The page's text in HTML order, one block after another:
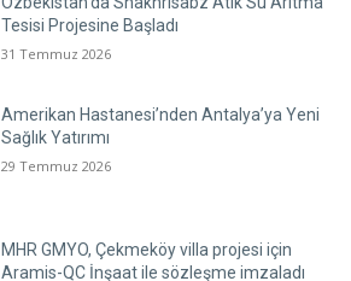
Tesisi Projesine Başladı
31 Temmuz 2026
Amerikan Hastanesi’nden Antalya’ya Yeni
Sağlık Yatırımı
29 Temmuz 2026
MHR GMYO, Çekmeköy villa projesi için
Aramis-QC İnşaat ile sözleşme imzaladı